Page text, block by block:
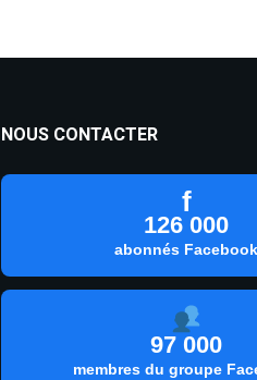
NOUS CONTACTER
f
126 000
abonnés Facebook
97 000
membres du groupe